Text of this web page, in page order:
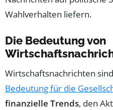
Wahlverhalten liefern.
Die Bedeutung von
Wirtschaftsnachrichten
Bedeutung für die
finanzielle Trends, den